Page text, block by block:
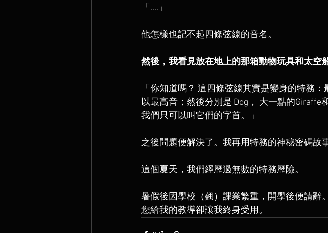
「....」
他怎樣也記不起四條弦線的音名。
然後，我看見放在地上的那箱動物玩具和太空船
「你知道嗎？ 這四條弦線其實是變身的特務
以最高音；然後分別是 Dog， 大一點的Giraffe
我們只可以叫它們的字首。」
之後問題便解決了。我再用特務的神秘密碼故
這個夏天，我們經歷過無數的特務歷險。
暑假後因學校（翹）課業繁重，開學後便請
您給我的教導卻讓我終身受用。